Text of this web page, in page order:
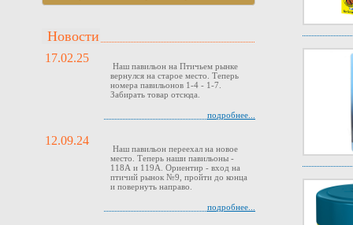
Новости
17.02.25
Наш павильон на Птичьем рынке
вернулся на старое место. Теперь
номера павильонов 1-4 - 1-7.
Забирать товар отсюда.
подробнее...
12.09.24
Наш павильон переехал на новое
место. Теперь наши павильоны -
118А и 119А. Ориентир - вход на
птичий рынок №9, пройти до конца
и повернуть направо.
подробнее...